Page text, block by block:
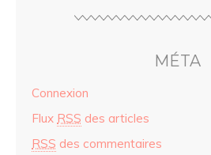
MÉTA
Connexion
Flux RSS des articles
RSS des commentaires